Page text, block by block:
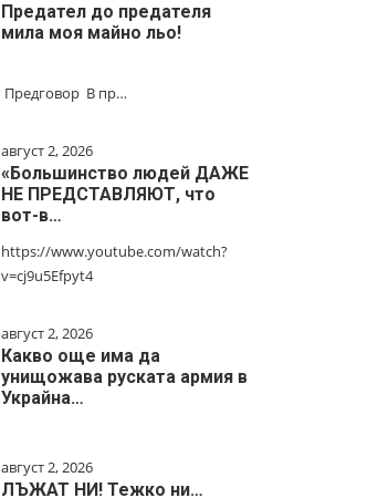
Предател до предателя
мила моя майно льо!
Предговор В пр…
август 2, 2026
«Большинство людей ДАЖЕ
НЕ ПРЕДСТАВЛЯЮТ, что
вот-в…
https://www.youtube.com/watch?
v=cj9u5Efpyt4
август 2, 2026
Какво още има да
унищожава руската армия в
Украйна…
август 2, 2026
ЛЪЖАТ НИ! Тежко ни…